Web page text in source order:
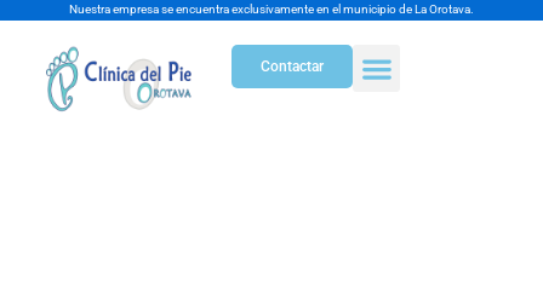
contenido
Nuestra empresa se encuentra exclusivamente en el municipio de La Orotava.
Contactar